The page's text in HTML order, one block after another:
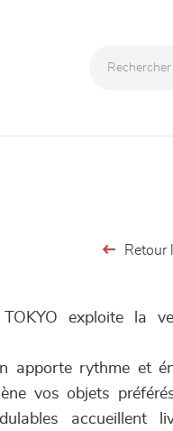
Retour
exploite la
apporte rythme et
vos objets
accueillent